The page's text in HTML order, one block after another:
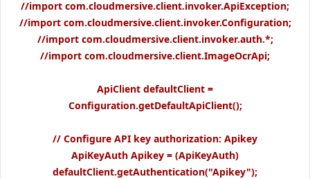
//import com.cloudmersive.client.invoker.ApiException;
//import com.cloudmersive.client.invoker.Configuration;
//import com.cloudmersive.client.invoker.auth.*;
//import com.cloudmersive.client.ImageOcrApi;
ApiClient defaultClient =
Configuration.getDefaultApiClient();
// Configure API key authorization: Apikey
ApiKeyAuth Apikey = (ApiKeyAuth)
defaultClient.getAuthentication("Apikey");